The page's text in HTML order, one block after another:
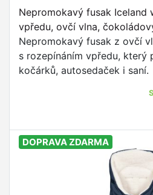
Nepromokavý fusak Iceland
vpředu, ovčí vlna,
Nepromokavý fusak z ovčí
s rozepínáním vpředu, který
kočárků, autosedaček i saní.
DOPRAVA ZDARMA